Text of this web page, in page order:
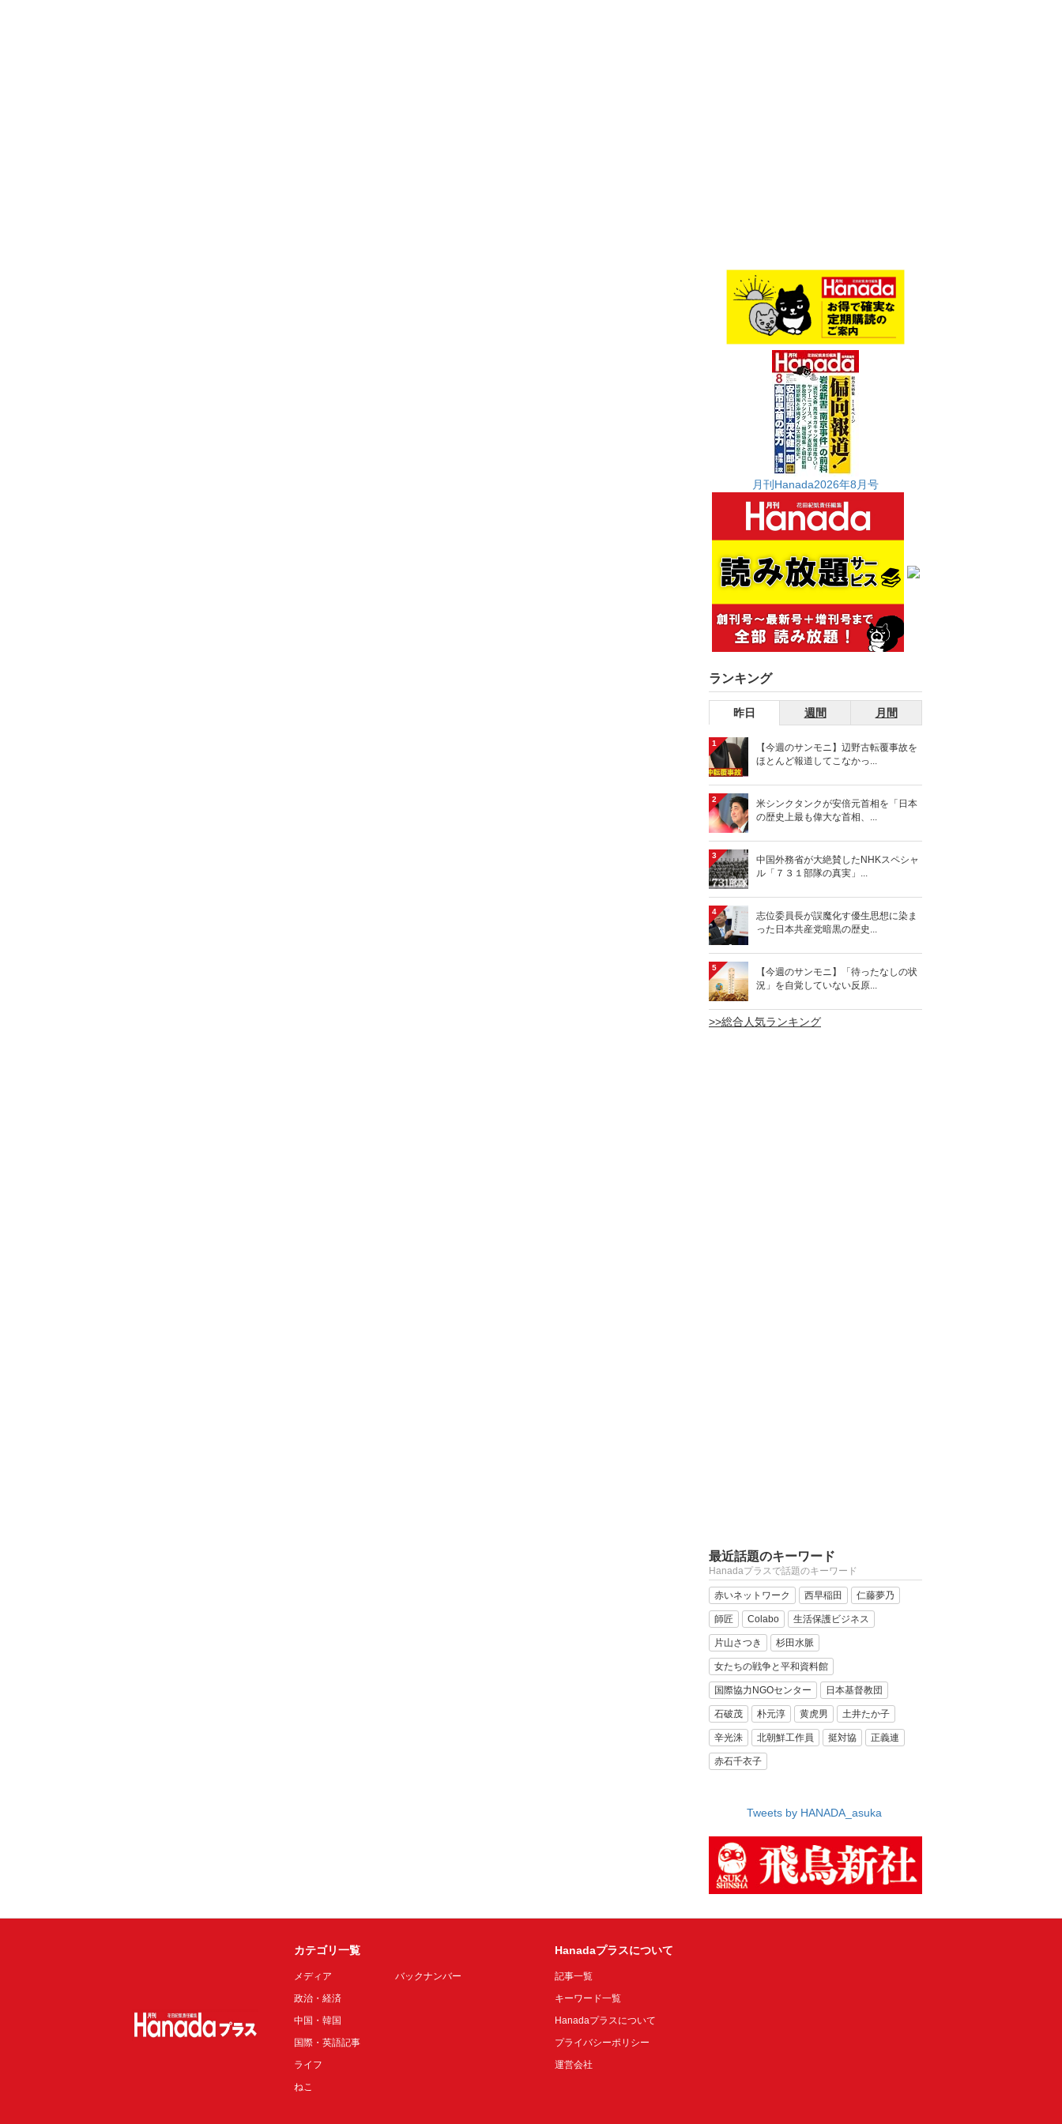
月刊Hanada2026年8月号
ランキング
昨日 週間 月間
1
【今週のサンモニ】辺野古転覆事故を
ほとんど報道してこなかっ...
2
米シンクタンクが安倍元首相を「日本
の歴史上最も偉大な首相、...
3
中国外務省が大絶賛したNHKスペシャ
ル「７３１部隊の真実」...
4
志位委員長が誤魔化す優生思想に染ま
った日本共産党暗黒の歴史...
5
【今週のサンモニ】「待ったなしの状
況」を自覚していない反原...
>>総合人気ランキング
最近話題のキーワード
Hanadaプラスで話題のキーワード
赤いネットワーク 西早稲田 仁藤夢乃
師匠 Colabo 生活保護ビジネス
片山さつき 杉田水脈
女たちの戦争と平和資料館
国際協力NGOセンター 日本基督教団
石破茂 朴元淳 黄虎男 土井たか子
辛光洙 北朝鮮工作員 挺対協 正義連
赤石千衣子
Tweets by HANADA_asuka
カテゴリ一覧
メディア
政治・経済
中国・韓国
国際・英語記事
ライフ
ねこ
バックナンバー
Hanadaプラスについて
記事一覧
キーワード一覧
Hanadaプラスについて
プライバシーポリシー
運営会社